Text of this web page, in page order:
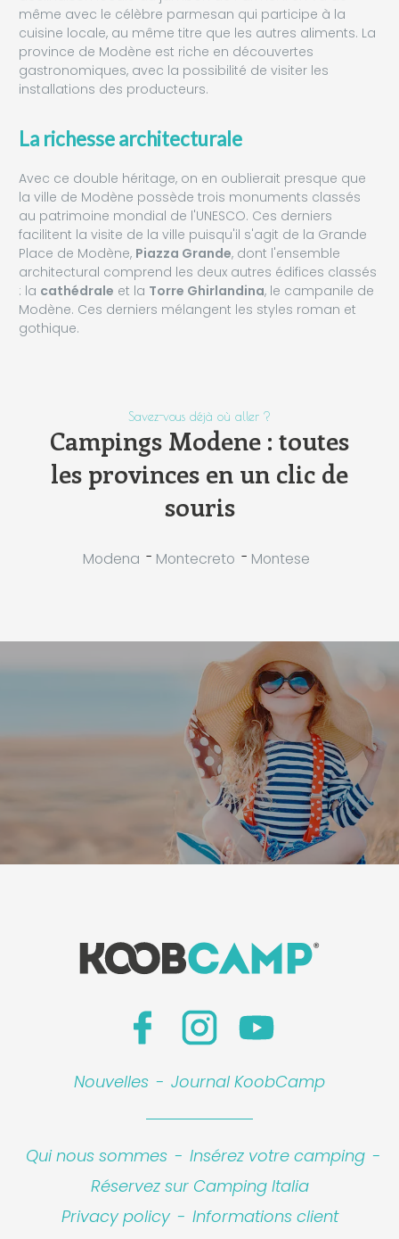
même avec le célèbre parmesan qui participe à la
cuisine locale, au même titre que les autres aliments. La
province de Modène est riche en découvertes
gastronomiques, avec la possibilité de visiter les
installations des producteurs.
La richesse architecturale
Avec ce double héritage, on en oublierait presque que
la ville de Modène possède trois monuments classés
au patrimoine mondial de l'UNESCO. Ces derniers
facilitent la visite de la ville puisqu'il s'agit de la Grande
Place de Modène, Piazza Grande, dont l'ensemble
architectural comprend les deux autres édifices classés
: la cathédrale et la Torre Ghirlandina, le campanile de
Modène. Ces derniers mélangent les styles roman et
gothique.
Savez-vous déjà où aller ?
Campings Modene : toutes
les provinces en un clic de
souris
Modena - Montecreto - Montese
Nouvelles - Journal KoobCamp
Qui nous sommes - Insérez votre camping -
Réservez sur Camping Italia
Privacy policy - Informations client